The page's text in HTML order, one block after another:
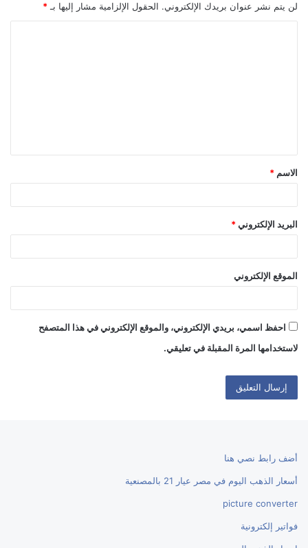
لن يتم نشر عنوان بريدك الإلكتروني. الحقول الإلزامية مشار إليها بـ *
ق
*
الاسم *
البريد الإلكتروني *
الموقع الإلكتروني
احفظ اسمي، بريدي الإلكتروني، والموقع الإلكتروني في هذا المتصفح
لاستخدامها المرة المقبلة في تعليقي.
أضف رابط نصي هنا
أسعار الذهب اليوم في مصر عيار 21 بالمصنعية
picture converter
فواتير إلكترونية